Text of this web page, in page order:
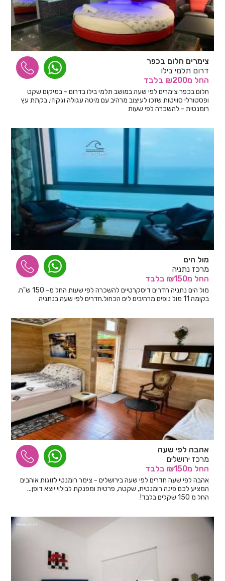
צימרים חלום בכפר
דרום תלמי בילו
החל מ₪200 בלבד
חלום בכפר צימרים לפי שעה במושב תלמי בילו בדרום - במיקום שקט
ופסטורלי סוויטות שזכו לעיצוב מרהיב עם מיטה עגולה וגקוזי, בקתת עץ
רומנטית - להשכרה לפי שעות
מול הים
מרכז נתניה
החל מ₪150 בלבד
מול הים נתניה חדרים דיסקרטיים להשכרה לפי שעות החל מ- 150 ש"ח.
בקומה 11 מול נופים מרהיבים לים הכחול.חדרים לפי שעה בנתניה
אהבה לפי שעה
מרכז ירושלים
החל מ₪150 בלבד
אהבה לפי שעה חדרים לפי שעה בירושלים - צימר רומנטי לזוגות אוהבים
המציע לכם פינה רומנטית, שקטה, פרטית ומפנקת לבילוי יוצא דופן...
החל מ 150 שקלים בלבד!